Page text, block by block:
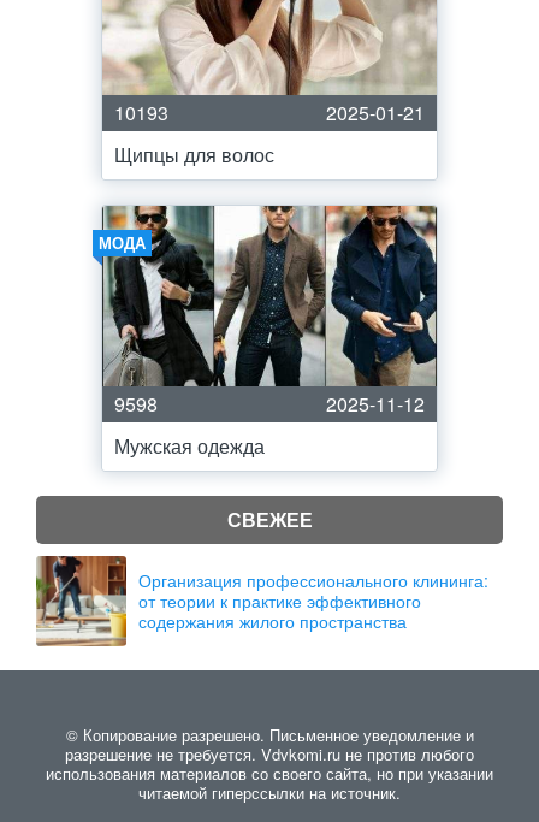
10193
2025-01-21
Щипцы для волос
МОДА
9598
2025-11-12
Мужская одежда
СВЕЖЕЕ
Организация профессионального клининга:
от теории к практике эффективного
содержания жилого пространства
© Копирование разрешено. Письменное уведомление и
разрешение не требуется. Vdvkomi.ru не против любого
использования материалов со своего сайта, но при указании
читаемой гиперссылки на источник.